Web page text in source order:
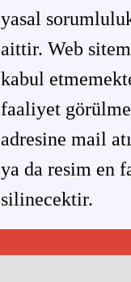
yasal
aittir. Web
kabul
faaliyet
adresine mail
ya da resim en
silinecektir.